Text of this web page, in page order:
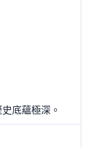
底蘊極深。